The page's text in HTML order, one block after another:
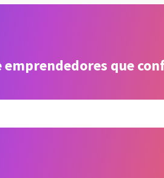
emprendedores que